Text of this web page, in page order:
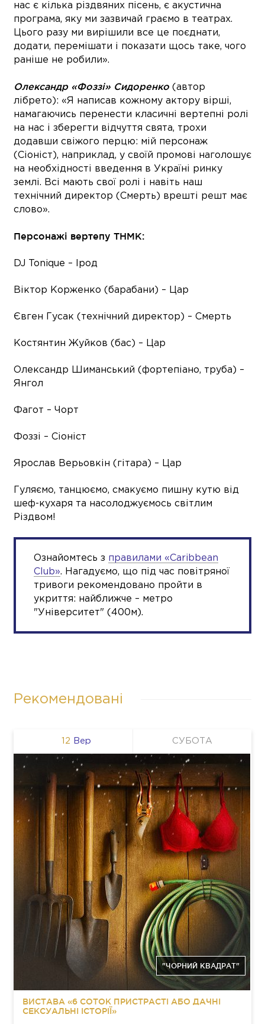
нас є кілька різдвяних пісень, є акустична
програма, яку ми зазвичай граємо в театрах.
Цього разу ми вирішили все це поєднати,
додати, перемішати і показати щось таке, чого
раніше не робили».
Олександр «Фоззі» Сидоренко (автор
лібрето): «Я написав кожному актору вірші,
намагаючись перенести класичні вертепні ролі
на нас і зберегти відчуття свята, трохи
додавши свіжого перцю: мій персонаж
(Сіоніст), наприклад, у своїй промові наголошує
на необхідності введення в Україні ринку
землі. Всі мають свої ролі і навіть наш
технічний директор (Смерть) врешті решт має
слово».
Персонажі вертепу ТНМК:
DJ Tonique – Ірод
Віктор Корженко (барабани) – Цар
Євген Гусак (технічний директор) – Смерть
Костянтин Жуйков (бас) – Цар
Олександр Шиманський (фортепіано, труба) –
Янгол
Фагот – Чорт
Фоззі – Сіоніст
Ярослав Верьовкін (гітара) – Цар
Гуляємо, танцюємо, смакуємо пишну кутю від
шеф-кухаря та насолоджуємось світлим
Різдвом!
Ознайомтесь з правилами «Сaribbean
Club». Нагадуємо, що під час повітряної
тривоги рекомендовано пройти в
укриття: найближче – метро
"Університет" (400м).
Рекомендовані
"ЧОРНИЙ КВАДРАТ"
Вер
12 СУБОТА
ВИСТАВА «6 СОТОК ПРИСТРАСТІ АБО ДАЧНІ
СЕКСУАЛЬНІ ІСТОРІЇ»